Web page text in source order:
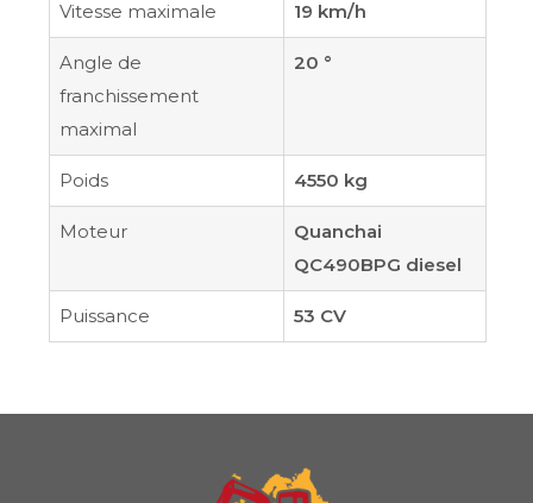
Vitesse maximale 19 km/h
Angle de
franchissement
maximal
20 °
Poids 4550 kg
Moteur
Quanchai
QC490BPG diesel
Puissance 53 CV